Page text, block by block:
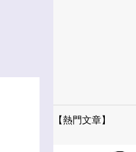
【熱門文章】